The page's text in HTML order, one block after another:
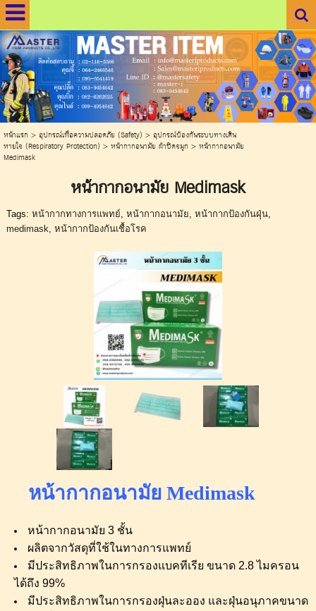
.
.
หน้าแรก> อุปกรณ์เพื่อความปลอดภัย (Safety) > อุปกรณ์ป้องกันระบบทางเดิน
หายใจ (Respiratory Protection) > หน้ากากอนามัย ผ้าปิดจมูก> หน้ากากอนามัย
Medimask
หน้ากากอนามัย Medimask
Tags: หน้ากากทางการแพทย์ หน้ากากอนามัย หน้ากากป้องกันฝุ่น,
medimask หน้ากากป้องกันเชื้อโรค
หน้ากากอนามัย Medimask
หน้ากากอนามัย 3 ชั้น
ผลิตจากวัสดุที่ใช้ในทางการแพทย์
มีประสิทธิภาพในการกรองแบคทีเรีย ขนาด 2.8ไมครอน
ได้ถึง 99%
มีประสิทธิภาพในการกรองฝุ่นละออง และฝุ่นอนุภาคขนาด